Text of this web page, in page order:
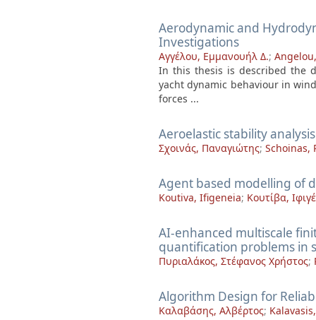
Aerodynamic and
Investigations
Αγγέλου, Εμμανουήλ Δ.;
In this thesis is described the
yacht dynamic behaviour in
forces ...
Aeroelastic stability
Σχοινάς, Παναγιώτης; Schoinas,
Agent based modelling of
Koutiva, Ifigeneia; Κουτίβα,
AI-enhanced multiscale
quantification problems in
Πυριαλάκος, Στέφανος Χρήστος;
Algorithm Design for
Καλαβάσης, Αλβέρτος;